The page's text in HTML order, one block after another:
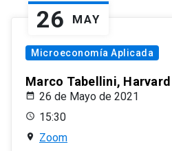
26 MAY
Microeconomía Aplicada
Marco Tabellini, Harvard
26 de Mayo de 2021
15:30
Zoom